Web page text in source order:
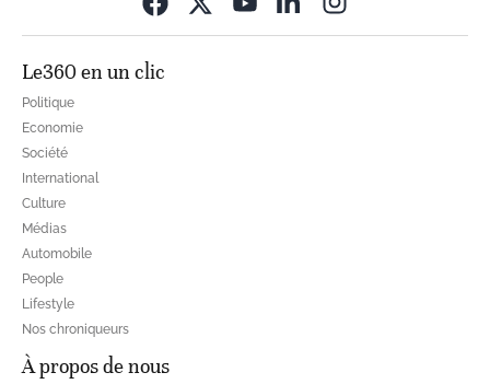
Le360 en un clic
Politique
Economie
Société
International
Culture
Médias
Automobile
People
Lifestyle
Nos chroniqueurs
À propos de nous